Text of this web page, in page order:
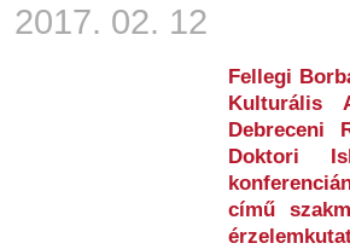
2017. 02. 12
Fellegi
Kulturális
Debreceni
Doktori
című